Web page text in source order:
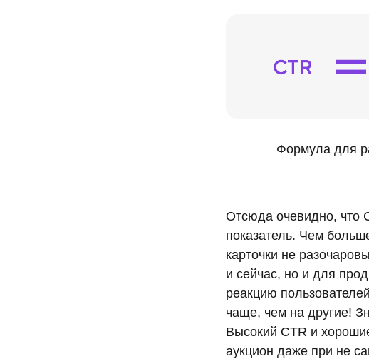
Формула для
Отсюда очевидно, что
показатель. Чем
карточки не
и сейчас, но и для
реакцию
чаще, чем на другие!
Высокий CTR и
аукцион даже при не